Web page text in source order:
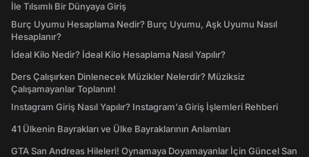
İle Tılsımlı Bir Dünyaya Giriş
Burç Uyumu Hesaplama Nedir? Burç Uyumu, Aşk Uyumu Nasıl
Hesaplanır?
İdeal Kilo Nedir? İdeal Kilo Hesaplama Nasıl Yapılır?
Ders Çalışırken Dinlenecek Müzikler Nelerdir? Müziksiz
Çalışamayanlar Toplanın!
Instagram Giriş Nasıl Yapılır? Instagram'a Giriş İşlemleri Rehberi
41 Ülkenin Bayrakları ve Ülke Bayraklarının Anlamları
GTA San Andreas Hileleri! Oynamaya Doyamayanlar İçin Güncel San